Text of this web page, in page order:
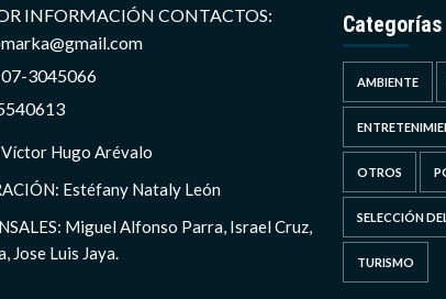
INFORMACIÓN CONTACTOS:
3045066
Hugo Arévalo
Estéfany Nataly León
Miguel Alfonso Parra, Israel Cruz,
Jose Luis Jaya.
Categorías
AMBIENTE
OTROS
SELECCIÓN
TURISMO